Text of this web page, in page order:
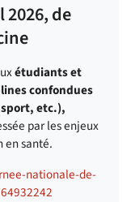
de
étudiants et
confondues
etc.),
par les enjeux
en santé.
nationale-de-